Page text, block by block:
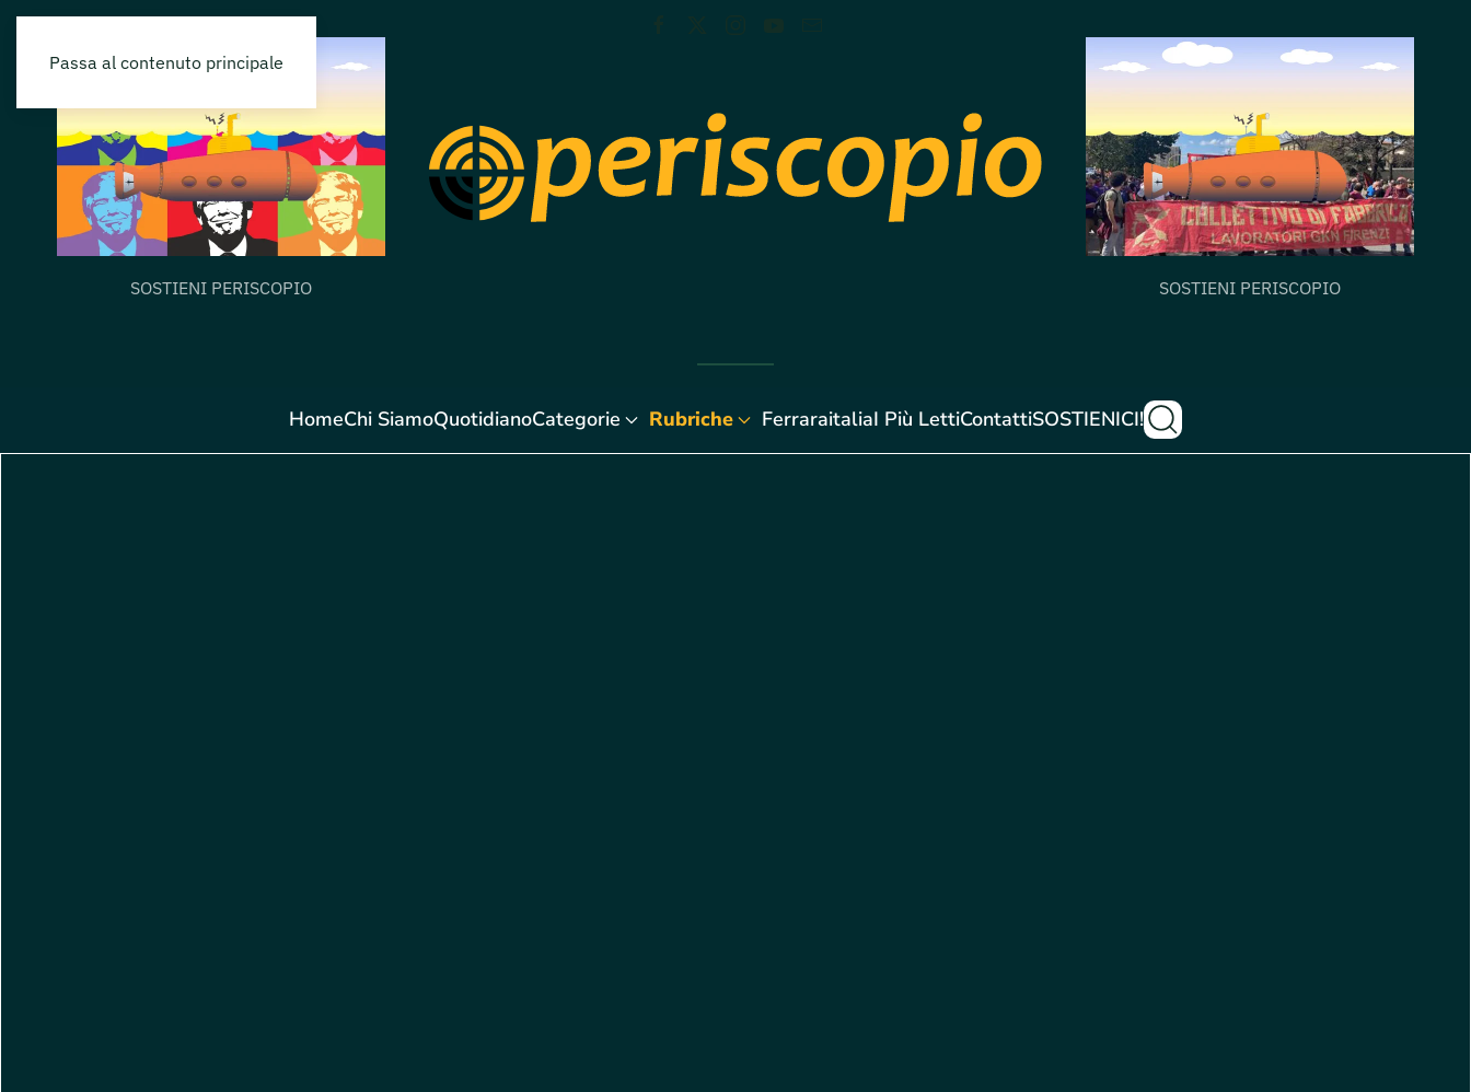
Passa al contenuto principale
SOSTIENI PERISCOPIO SOSTIENI PERISCOPIO
HomeChi SiamoQuotidianoCategorie Rubriche FerraraitaliaI Più LettiContattiSOSTIENICI!